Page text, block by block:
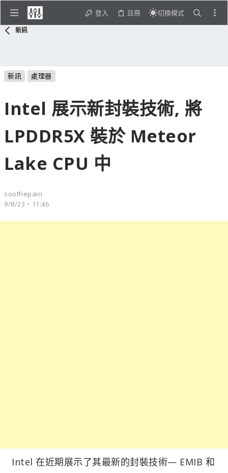
登入 註冊 切換模式
新訊
新訊 處理器
Intel 展示新封裝技術, 將
LPDDR5X 裝於 Meteor
Lake CPU 中
soothepain
9/8/23，11:46
Intel 在近期展示了其最新的封裝技術— EMIB 和